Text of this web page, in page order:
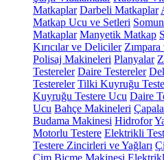
Matkaplar Darbeli Matkaplar
Matkap Ucu ve Setleri
Matkaplar Manyetik Matkap
Kırıcılar ve Deliciler
Polisaj Makineleri Planyalar
Testereler Daire Testereler
Testereler Tilki Kuyruğu
Kuyruğu Testere Ucu Daire
Ucu Bahçe Makineleri
Budama Makinesi Hidrofor
Motorlu Testere Elektrikli
Testere Zincirleri ve Yağları
Çim Biçme Makinesi